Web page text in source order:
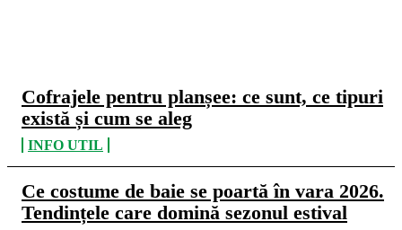
Cofrajele pentru planșee: ce sunt, ce tipuri
există și cum se aleg
INFO UTIL
Ce costume de baie se poartă în vara 2026.
Tendințele care domină sezonul estival